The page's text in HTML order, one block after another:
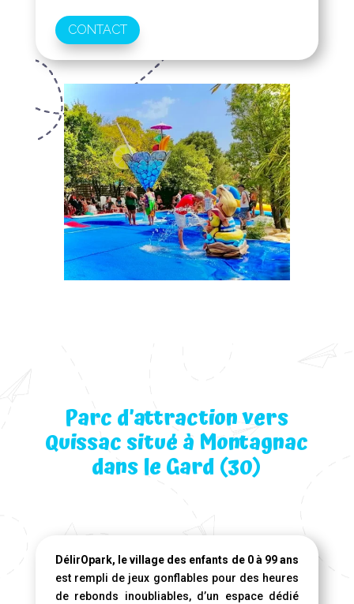
CONTACT
Parc d’attraction vers
Quissac situé à Montagnac
dans le Gard (30)
DélirOpark, le village des enfants de 0 à 99 ans
est rempli de jeux gonflables pour des heures
de rebonds inoubliables, d’un espace dédié